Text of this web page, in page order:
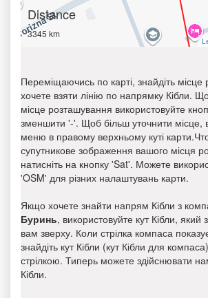
Distance
3345 km
Переміщаючись по карті, знайдіть
хочете взяти лінію по напрямку Кібли.
місце розташування використовуйте
зменшити '-'. Щоб більш уточнити місце,
меню в правому верхньому куті
супутникове зображення вашого місця
натисніть на кнопку 'Sat'. Можете
'OSM' для різних налаштувань карти.
Якщо хочете знайти напрям Кібли з
Буринь, використовуйте кут Кібли,
вам зверху. Коли стрілка компаса
знайдіть кут Кібли (кут Кібли для
стрілкою. Типерь можете здійснювати
Кібли.